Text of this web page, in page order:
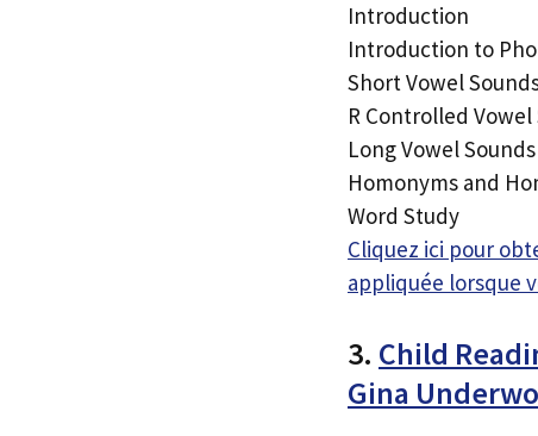
Introduction
Introduction to
Short Vowel
R Controlled Vowel
Long Vowel Sounds
Homonyms and
Word Study
Cliquez ici pour
appliquée lorsque
3. Child
Gina